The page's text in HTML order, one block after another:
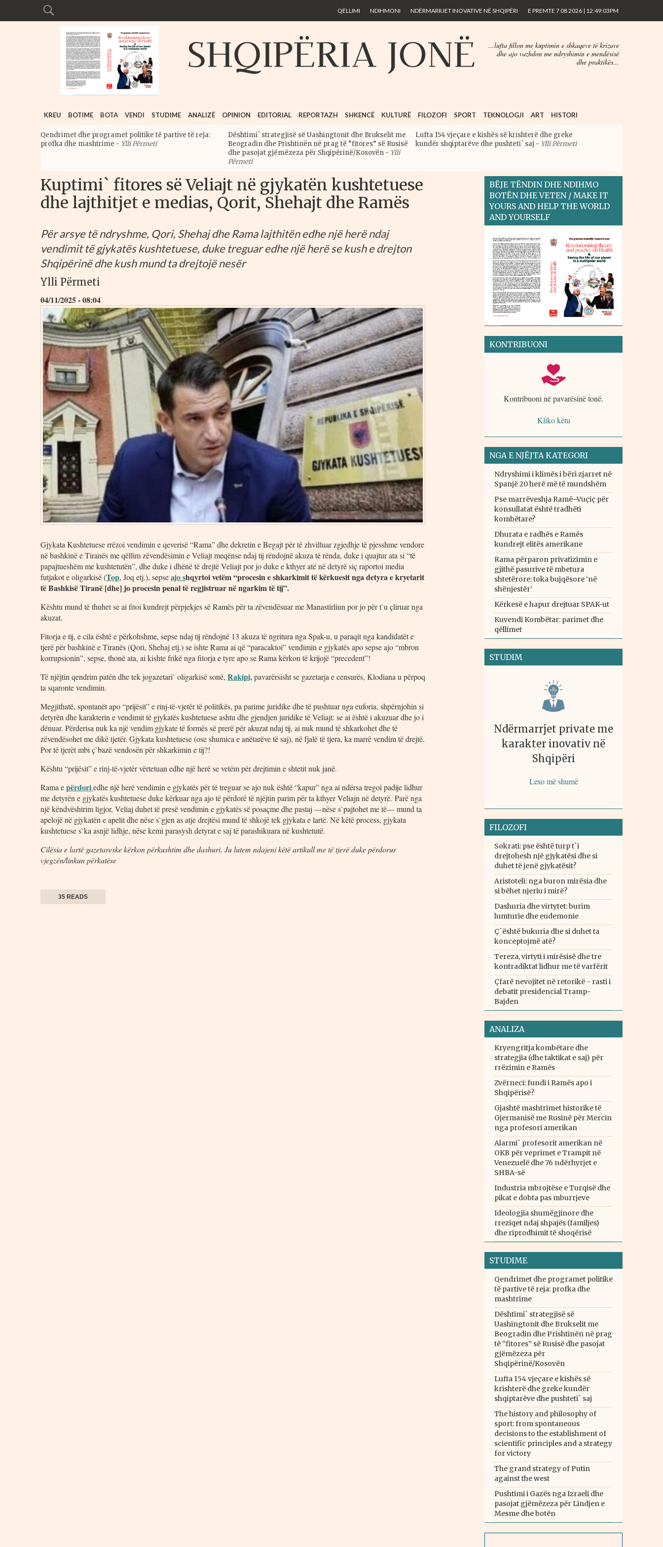
main
content
QËLLIMI NDIHMONI NDËRMARRJET INOVATIVE NË SHQIPËRI E PREMTE 7 08 2026 | 12:49:03PM
...lufta fillon me kuptimin e shkaqeve të krizave
dhe ajo vazhdon me ndryshimin e mendësisë
dhe praktikës...
KREU BOTIME BOTA VENDI STUDIME ANALIZË OPINION EDITORIAL REPORTAZH SHKENCË KULTURË FILOZOFI SPORT TEKNOLOGJI ART HISTORI
Qendrimet dhe programet politike të partive të reja:
profka dhe mashtrime - Ylli Përmeti
Dështimi` strategjisë së Uashingtonit dhe Brukselit me
Beogradin dhe Prishtinën në prag të “fitores” së Rusisë
dhe pasojat gjëmëzeza për Shqipërinë/Kosovën - Ylli
Përmeti
Lufta 154 vjeçare e kishës së krishterë dhe greke
kundër shqiptarëve dhe pushteti` saj - Ylli Përmeti
Kuptimi` fitores së Veliajt në gjykatën kushtetuese
dhe lajthitjet e medias, Qorit, Shehajt dhe Ramës
Për arsye të ndryshme, Qori, Shehaj dhe Rama lajthitën edhe një herë ndaj
vendimit të gjykatës kushtetuese, duke treguar edhe një herë se kush e drejton
Shqipërinë dhe kush mund ta drejtojë nesër
Ylli Përmeti
04/11/2025 - 08:04
Gjykata Kushtetuese rrëzoi vendimin e qeverisë “Rama” dhe dekretin e Begajt për të zhvilluar zgjedhje të pjesshme vendore
në bashkinë e Tiranës me qëllim zëvendësimin e Veliajt meqënse ndaj tij rëndojnë akuza të rënda, duke i quajtur ata si “të
papajtueshëm me kushtetutën”, dhe duke i dhënë të drejtë Veliajt por jo duke e kthyer atë në detyrë siç raportoi media
futjakot e oligarkisë (Top, Joq etj.), sepseajo shqyrtoi vetëm “procesin e shkarkimit të kërkuesit nga detyra e kryetarit
të Bashkisë Tiranë [dhe] jo procesin penal të regjistruar në ngarkim të tij”.
Kështu mund të thuhet se ai fitoi kundrejt përpjekjes së Ramës për ta zëvendësuar me Manastirliun por jo për t`u çliruar nga
akuzat.
Fitorja e tij, e cila është e përkohshme, sepse ndaj tij rëndojnë 13 akuza të ngritura nga Spak-u, u paraqit nga kandidatët e
tjerë për bashkinë e Tiranës (Qori, Shehaj etj.) se ishte Rama ai që “paracaktoi” vendimin e gjykatës apo sepse ajo “mbron
korrupsionin”, sepse, thonë ata, ai kishte frikë nga fitorja e tyre apo se Rama kërkon të krijojë “precedent”!
Të njëjtin qendrim patën dhe tek jogazetari` oligarkisë sonë, Rakipi,pavarërsisht se gazetarja e censurës, Klodiana u përpoq
ta sqaronte vendimin.
Megjithatë, spontanët apo “prijësit” e rinj-të-vjetër të politikës, pa parime juridike dhe të pushtuar nga euforia, shpërnjohin si
detyrën dhe karakterin e vendimit të gjykatës kushtetuese ashtu dhe gjendjen juridike të Veliajt: se ai është i akuzuar dhe jo i
dënuar. Përderisa nuk ka një vendim gjykate të formës së prerë për akuzat ndaj tij, ai nuk mund të shkarkohet dhe të
zëvendësohet me dikë tjetër. Gjykata kushtetuese (ose shumica e anëtarëve të saj), në fjalë të tjera, ka marrë vendim të drejtë.
Por të tjerët mbi ç`bazë vendosën për shkarkimin e tij?!
Kështu “prijësit” e rinj-të-vjetër vërtetuan edhe një herë se vetëm për drejtimin e shtetit nuk janë.
Rama epërdoriedhe një herë vendimin e gjykatës për të treguar se ajo nuk është “kapur” nga ai ndërsa tregoi padije lidhur
me detyrën e gjykatës kushtetuese duke kërkuar nga ajo të përdorë të njëjtin parim për ta kthyer Veliajn në detyrë. Parë nga
një këndvështrim ligjor, Veliaj duhet të presë vendimin e gjykatës së posaçme dhe pastaj —nëse s`pajtohet me të— mund ta
apelojë në gjykatën e apelit dhe nëse s`gjen as atje drejtësi mund të shkojë tek gjykata e lartë. Në këtë process, gjykata
kushtetuese s`ka asnjë lidhje, nëse kemi parasysh detyrat e saj të parashikuara në kushtetutë.
Cilësia e lartë gazetareske kërkon përkushtim dhe dashuri. Ju lutem ndajeni këtë artikull me të tjerë duke përdorur
vjegzën/linkun përkatëse
35 READS
BËJE TËNDIN DHE NDIHMO
BOTËN DHE VETEN / MAKE IT
YOURS AND HELP THE WORLD
AND YOURSELF
KONTRIBUONI
Kontribuoni në pavarësinë tonë.
Kliko këtu
NGA E NJËJTA KATEGORI
Ndryshimi i klimës i bëri zjarret në
Spanjë 20 herë më të mundshëm
Pse marrëveshja Ramë–Vuçiç për
konsullatat është tradhëti
kombëtare?
Dhurata e radhës e Ramës
kundrejt elitës amerikane
Rama përparon privatizimin e
gjithë pasurive të mbetura
shtetërore: toka bujqësore ‘në
shënjestër’
Kërkesë e hapur drejtuar SPAK-ut
Kuvendi Kombëtar: parimet dhe
qëllimet
STUDIM
Ndërmarrjet private me
karakter inovativ në
Shqipëri
Lexo më shumë
FILOZOFI
Sokrati: pse është turp t`i
drejtohesh një gjykatësi dhe si
duhet të jenë gjykatësit?
Aristoteli: nga buron mirësia dhe
si bëhet njeriu i mirë?
Dashuria dhe virtytet: burim
lumturie dhe eudemonie
Ç`është bukuria dhe si duhet ta
konceptojmë atë?
Tereza, virtyti i mirësisë dhe tre
kontradiktat lidhur me të varfërit
Çfarë nevojitet në retorikë - rasti i
debatit presidencial Tramp-
Bajden
ANALIZA
Kryengritja kombëtare dhe
strategjia (dhe taktikat e saj) për
rrëzimin e Ramës
Zvërneci: fundi i Ramës apo i
Shqipërisë?
Gjashtë mashtrimet historike të
Gjermanisë me Rusinë për Mercin
nga profesori amerikan
Alarmi` profesorit amerikan në
OKB për veprimet e Trampit në
Venezuelë dhe 76 ndërhyrjet e
SHBA-së
Industria mbrojtëse e Turqisë dhe
pikat e dobta pas mburrjeve
Ideologjia shumëgjinore dhe
rreziqet ndaj shpajës (familjes)
dhe riprodhimit të shoqërisë
STUDIME
Qendrimet dhe programet politike
të partive të reja: profka dhe
mashtrime
Dështimi` strategjisë së
Uashingtonit dhe Brukselit me
Beogradin dhe Prishtinën në prag
të “fitores” së Rusisë dhe pasojat
gjëmëzeza për
Shqipërinë/Kosovën
Lufta 154 vjeçare e kishës së
krishterë dhe greke kundër
shqiptarëve dhe pushteti` saj
The history and philosophy of
sport: from spontaneous
decisions to the establishment of
scientific principles and a strategy
for victory
The grand strategy of Putin
against the west
Pushtimi i Gazës nga Izraeli dhe
pasojat gjëmëzeza për Lindjen e
Mesme dhe botën